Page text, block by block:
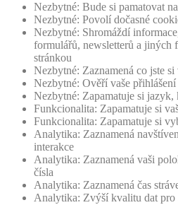
Nezbytné: Bude si pamatovat
Nezbytné: Povolí dočasné
Nezbytné: Shromáždí
formulářů, newsletterů a jiných
stránkou
Nezbytné: Zaznamená co jste
Nezbytné: Ověří vaše
Nezbytné: Zapamatuje si
Funkcionalita: Zapamatuje si
Funkcionalita: Zapamatuje si
Analytika: Zaznamená
interakce
Analytika: Zaznamená vaši
čísla
Analytika: Zaznamená čas
Analytika: Zvýší kvalitu dat pro